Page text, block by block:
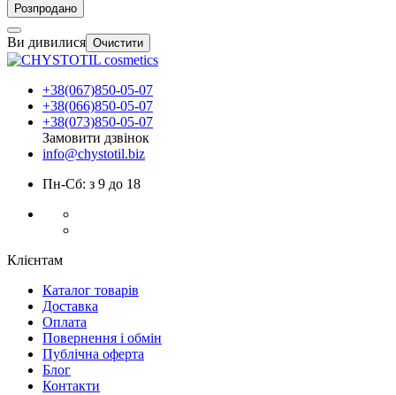
Розпродано
Ви дивилися Очистити
+38(067)850-05-07
+38(066)850-05-07
+38(073)850-05-07
Замовити дзвінок
info@chystotil.biz
Пн-Сб: з 9 до 18
Клієнтам
Каталог товарів
Доставка
Оплата
Повернення і обмін
Публічна оферта
Блог
Контакти